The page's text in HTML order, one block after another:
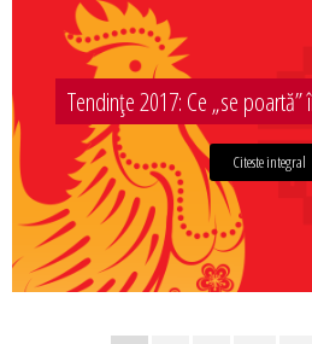
Tendințe 2017: Ce „se poartă”
Citeste integral